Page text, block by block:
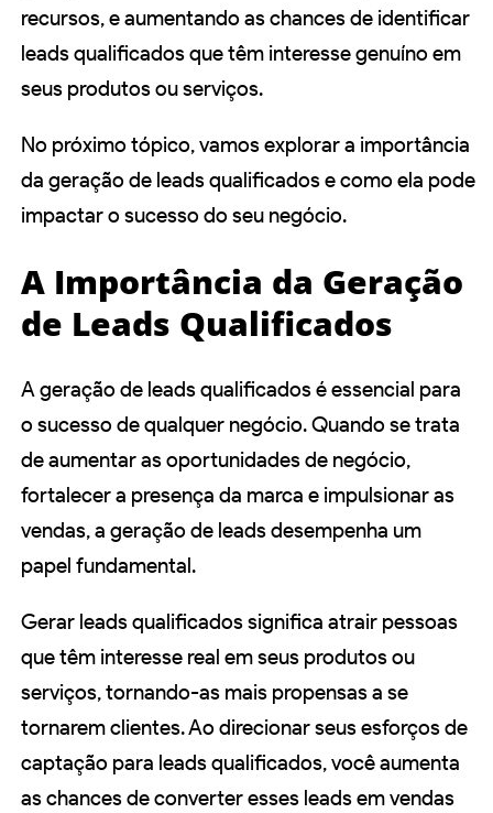
recursos, e aumentando as chances de identificar
leads qualificados que têm interesse genuíno em
seus produtos ou serviços.
No próximo tópico, vamos explorar a importância
da geração de leads qualificados e como ela pode
impactar o sucesso do seu negócio.
A Importância da Geração
de Leads Qualificados
A geração de leads qualificados é essencial para
o sucesso de qualquer negócio. Quando se trata
de aumentar as oportunidades de negócio,
fortalecer a presença da marca e impulsionar as
vendas, a geração de leads desempenha um
papel fundamental.
Gerar leads qualificados significa atrair pessoas
que têm interesse real em seus produtos ou
serviços, tornando-as mais propensas a se
tornarem clientes. Ao direcionar seus esforços de
captação para leads qualificados, você aumenta
as chances de converter esses leads em vendas